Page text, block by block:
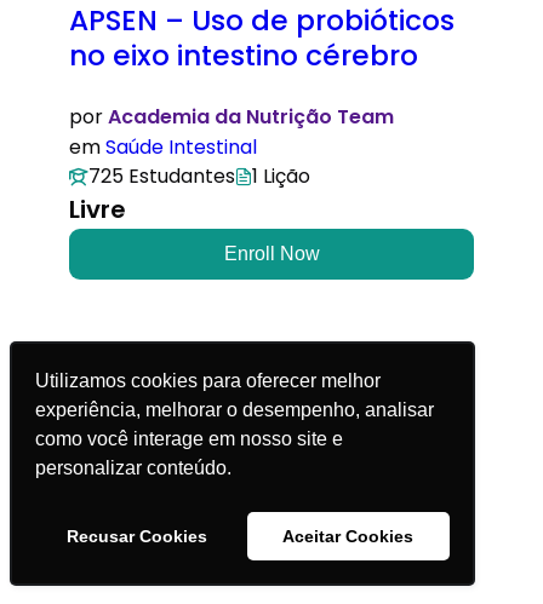
Utilizamos cookies para oferecer melhor
experiência, melhorar o desempenho, analisar
como você interage em nosso site e
personalizar conteúdo.
Recusar Cookies Aceitar Cookies
APSEN – Uso de probióticos
no eixo intestino cérebro
porAcademia da Nutrição Team
emSaúde Intestinal
725 Estudantes
1 Lição
Livre
Enroll Now
© 2025 Academia da Nutrição. Todos os direitos
reservados.